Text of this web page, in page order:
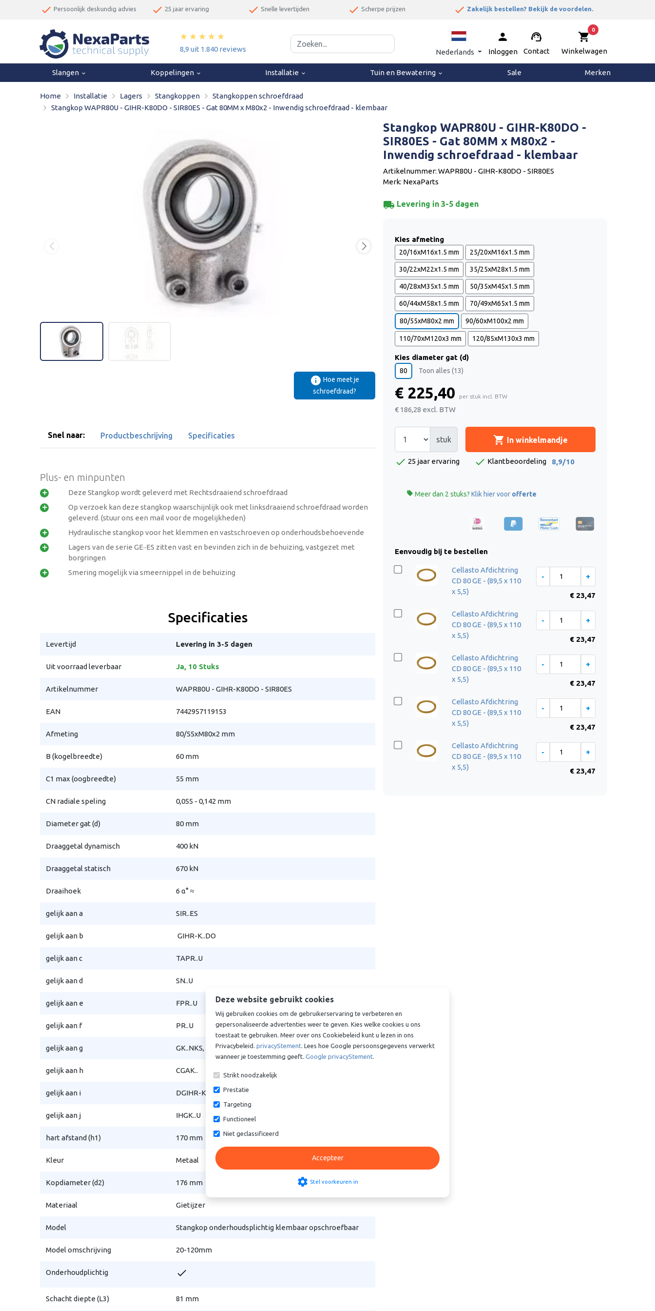
done Persoonlijk deskundig advies done 25 jaar ervaring done Snelle levertijden done Scherpe prijzen done Zakelijk bestellen? Bekijk de voordelen.
star star star star star
8,9 uit 1.840 reviews Nederlands
person
Inloggen
support_agent
Contact
shopping_cart
0
Winkelwagen
Slangen keyboard_arrow_down Koppelingen keyboard_arrow_down Installatie keyboard_arrow_down Tuin en Bewatering keyboard_arrow_down Sale Merken
Home navigate_next Installatie navigate_next Lagers navigate_next Stangkoppen navigate_next Stangkoppen schroefdraad
navigate_next Stangkop WAPR80U - GIHR-K80DO - SIR80ES - Gat 80MM x M80x2 - Inwendig schroefdraad - klembaar

info Hoe meet je
schroefdraad?
Stangkop WAPR80U - GIHR-K80DO -
SIR80ES - Gat 80MM x M80x2 -
Inwendig schroefdraad - klembaar
Artikelnummer: WAPR80U - GIHR-K80DO - SIR80ES
Merk: NexaParts
local_shipping Levering in 3-5 dagen
Kies afmeting
20/16xM16x1.5 mm 25/20xM16x1.5 mm
30/22xM22x1.5 mm 35/25xM28x1.5 mm
40/28xM35x1.5 mm 50/35xM45x1.5 mm
60/44xM58x1.5 mm 70/49xM65x1.5 mm
80/55xM80x2 mm 90/60xM100x2 mm
110/70xM120x3 mm 120/85xM130x3 mm
Kies diameter gat (d)
80 Toon alles (13)
€ 225,40 per stuk incl. BTW
€ 186,28 excl. BTW
stuk shopping_cart In winkelmandje
check 25 jaar ervaring check Klantbeoordeling 8,9/10
 Meer dan 2 stuks?Klik hier voor offerte
Eenvoudig bij te bestellen
Cellasto Afdichtring
CD 80 GE - (89,5 x 110
x 5,5)
€ 23,47
Cellasto Afdichtring
CD 80 GE - (89,5 x 110
x 5,5)
€ 23,47
Cellasto Afdichtring
CD 80 GE - (89,5 x 110
x 5,5)
€ 23,47
Cellasto Afdichtring
CD 80 GE - (89,5 x 110
x 5,5)
€ 23,47
Cellasto Afdichtring
CD 80 GE - (89,5 x 110
x 5,5)
€ 23,47
Snel naar: Productbeschrijving Specificaties
Plus- en minpunten
 Deze Stangkop wordt geleverd met Rechtsdraaiend schroefdraad

Op verzoek kan deze stangkop waarschijnlijk ook met linksdraaiend schroefdraad worden
geleverd. (stuur ons een mail voor de mogelijkheden)
 Hydraulische stangkop voor het klemmen en vastschroeven op onderhoudsbehoevende

Lagers van de serie GE··ES zitten vast en bevinden zich in de behuizing, vastgezet met
borgringen
 Smering mogelijk via smeernippel in de behuizing
Specificaties
Levertijd Levering in 3-5 dagen
Uit voorraad leverbaar Ja, 10 Stuks
Artikelnummer WAPR80U - GIHR-K80DO - SIR80ES
EAN 7442957119153
Afmeting 80/55xM80x2 mm
B (kogelbreedte) 60 mm
C1 max (oogbreedte) 55 mm
CN radiale speling 0,055 - 0,142 mm
Diameter gat (d) 80 mm
Draaggetal dynamisch 400 kN
Draaggetal statisch 670 kN
Draaihoek 6 α° ≈
gelijk aan a SIR..ES
gelijk aan b GIHR-K..DO
gelijk aan c TAPR..U
gelijk aan d SN..U
gelijk aan e FPR..U
gelijk aan f PR..U
gelijk aan g GK..NKS,
gelijk aan h CGAK..
gelijk aan i DGIHR-K..DO
gelijk aan j IHGK..U
hart afstand (h1) 170 mm
Kleur Metaal
Kopdiameter (d2) 176 mm
Materiaal Gietijzer
Model Stangkop onderhoudsplichtig klembaar opschroefbaar
Model omschrijving 20-120mm
Onderhoudplichtig check
Schacht diepte (L3) 81 mm
Deze website gebruikt cookies
Wij gebruiken cookies om de gebruikerservaring te verbeteren en
gepersonaliseerde advertenties weer te geven. Kies welke cookies u ons
toestaat te gebruiken. Meer over ons Cookiebeleid kunt u lezen in ons
Privacybeleid. privacyStement. Lees hoe Google persoonsgegevens verwerkt
wanneer je toestemming geeft. Google privacyStement.
Strikt noodzakelijk
Prestatie
Targeting
Functioneel
Niet geclassificeerd
Accepteer
settings Stel voorkeuren in